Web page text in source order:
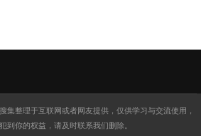
集整理于互联网或者网友提供，仅供学习与交流使用，
到你的权益，请及时联系我们删除。